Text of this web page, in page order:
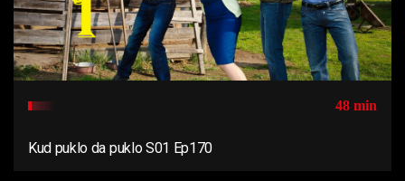
48 min
Kud puklo da puklo S01 Ep170